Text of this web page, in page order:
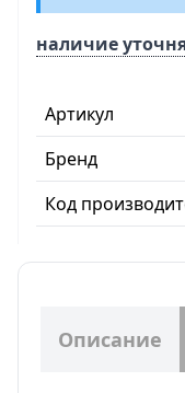
Артикул
Бренд
Код
наличие
Описание